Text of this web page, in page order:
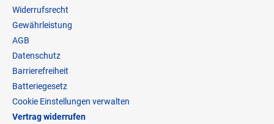
Widerrufsrecht
Gewährleistung
AGB
Datenschutz
Barrierefreiheit
Batteriegesetz
Cookie Einstellungen verwalten
Vertrag widerrufen